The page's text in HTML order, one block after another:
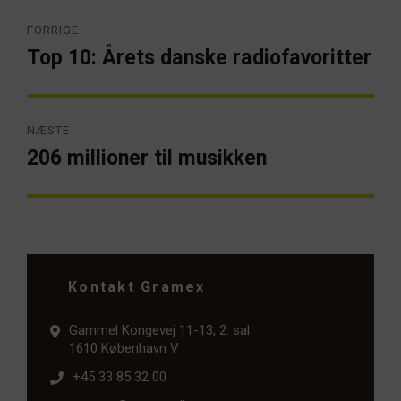
FORRIGE
Forrige
artikel:
Top 10: Årets danske radiofavoritter
NÆSTE
Næste
206 millioner til musikken
Kontakt Gramex
Gammel Kongevej 11-13, 2. sal
1610 København V
+45 33 85 32 00